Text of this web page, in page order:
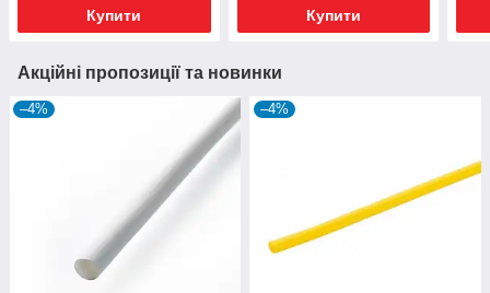
Купити Купити
Акційні пропозиції та новинки
–4% –4%